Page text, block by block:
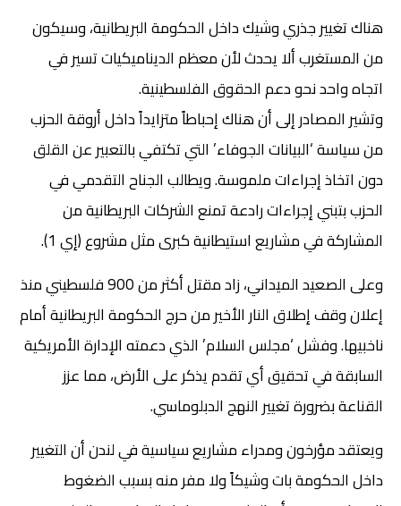
هناك تغيير جذري وشيك داخل الحكومة البريطانية، وسيكون
من المستغرب ألا يحدث لأن معظم الديناميكيات تسير في
اتجاه واحد نحو دعم الحقوق الفلسطينية.
وتشير المصادر إلى أن هناك إحباطاً متزايداً داخل أروقة الحزب
من سياسة ‘البيانات الجوفاء’ التي تكتفي بالتعبير عن القلق
دون اتخاذ إجراءات ملموسة. ويطالب الجناح التقدمي في
الحزب بتبني إجراءات رادعة تمنع الشركات البريطانية من
المشاركة في مشاريع استيطانية كبرى مثل مشروع (إي 1).
وعلى الصعيد الميداني، زاد مقتل أكثر من 900 فلسطيني منذ
إعلان وقف إطلاق النار الأخير من حرج الحكومة البريطانية أمام
ناخبيها. وفشل ‘مجلس السلام’ الذي دعمته الإدارة الأمريكية
السابقة في تحقيق أي تقدم يذكر على الأرض، مما عزز
القناعة بضرورة تغيير النهج الدبلوماسي.
ويعتقد مؤرخون ومدراء مشاريع سياسية في لندن أن التغيير
داخل الحكومة بات وشيكاً ولا مفر منه بسبب الضغوط